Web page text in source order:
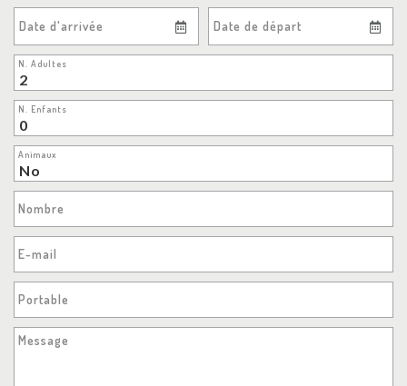
Date d'arrivée Date de départ
N. Adultes
N. Enfants
Animaux
Nombre
E-mail
Portable
Message